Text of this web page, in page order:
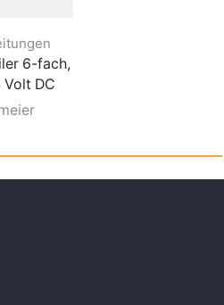
6-fach,
Volt DC